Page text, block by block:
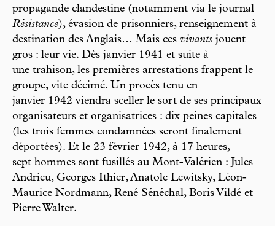
propagande clandestine (notamment via le journal
Résistance), évasion de prisonniers, renseignement à
destination des Anglais… Mais ces vivants jouent
gros : leur vie. Dès janvier 1941 et suite à
une trahison, les premières arrestations frappent le
groupe, vite décimé. Un procès tenu en
janvier 1942 viendra sceller le sort de ses principaux
organisateurs et organisatrices : dix peines capitales
(les trois femmes condamnées seront finalement
déportées). Et le 23 février 1942, à 17 heures,
sept hommes sont fusillés au Mont-Valérien : Jules
Andrieu, Georges Ithier, Anatole Lewitsky, Léon-
Maurice Nordmann, René Sénéchal, Boris Vildé et
Pierre Walter.